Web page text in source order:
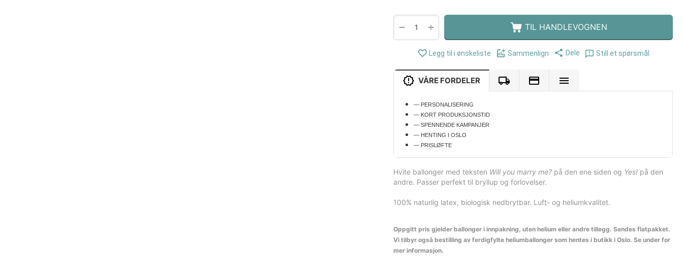
+
− TIL HANDLEVOGNEN
Legg til i ønskeliste Sammenlign Dele Still et spørsmål
VÅRE FORDELER
— PERSONALISERING
— KORT PRODUKSJONSTID
— SPENNENDE KAMPANJER
— HENTING I OSLO
— PRISLØFTE
Hvite ballonger med teksten Will you marry me? på den ene siden og Yes! på den
andre. Passer perfekt til bryllup og forlovelser.
100% naturlig latex, biologisk nedbrytbar. Luft- og heliumkvalitet.
Oppgitt pris gjelder ballonger i innpakning, uten helium eller andre tillegg. Sendes flatpakket.
Vi tilbyr også bestilling av ferdigfylte heliumballonger som hentes i butikk i Oslo. Se under for
mer informasjon.